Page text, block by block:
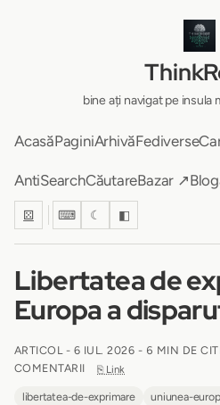
bine ați navigat pe insula
AcasăPaginiArhivăFediverse
AntiSearchCăutareBazar ↗
⚄ ⌨ ☾ ◧
Libertatea de
Europa a
ARTICOL - 6 IUL. 2026 - 6 MIN DE
COMENTARII
⎘ Link
libertatea-de-exprimare uniunea-